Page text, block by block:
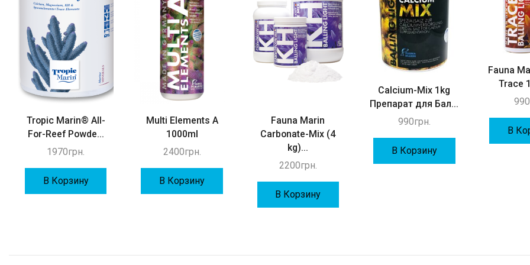
Tropic Marin® All-
For-Reef Powde...
1970грн.
В Корзину
Multi Elements A
1000ml
2400грн.
В Корзину
Fauna Marin
Carbonate-Mix (4
kg)...
2200грн.
В Корзину
Calcium-Mix 1kg
Препарат для Бал...
990грн.
В Корзину
Fauna
Trace
990
В